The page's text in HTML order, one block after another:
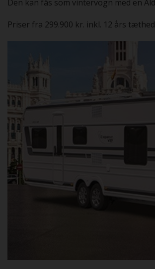
Den kan fås som vintervogn med en
Priser fra 299.900 kr. inkl. 12 års